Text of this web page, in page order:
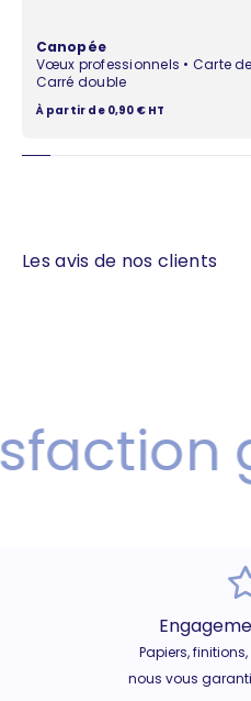
Canopée
Vœux professionnels • Carte
Carré double
Prix de vente
À partir de 0,90 € HT
Les avis de nos clients
Papiers,
nous vous